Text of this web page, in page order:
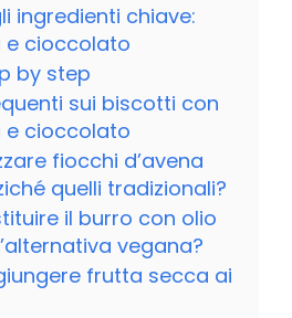
ingredienti chiave:
e cioccolato
by step
sui biscotti con
e cioccolato
fiocchi d’avena
quelli tradizionali?
il burro con olio
vegana?
frutta secca ai